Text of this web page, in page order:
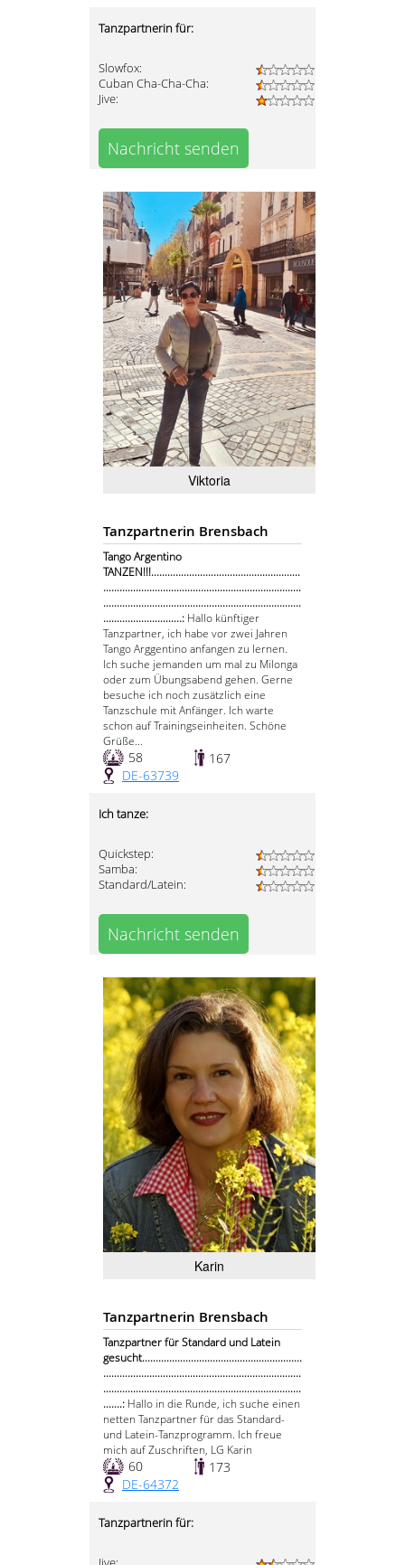
Tanzpartnerin für:
Slowfox:
Cuban Cha-Cha-Cha:
Jive:
Nachricht senden
Viktoria
Tanzpartnerin Brensbach
Tango Argentino
TANZEN!!!.......................................................
.........................................................................
.........................................................................
.............................: Hallo künftiger
Tanzpartner, ich habe vor zwei Jahren
Tango Arggentino anfangen zu lernen.
Ich suche jemanden um mal zu Milonga
oder zum Übungsabend gehen. Gerne
besuche ich noch zusätzlich eine
Tanzschule mit Anfänger. Ich warte
schon auf Trainingseinheiten. Schöne
Grüße...
58
167
DE-63739
Ich tanze:
Quickstep:
Samba:
Standard/Latein:
Nachricht senden
Karin
Tanzpartnerin Brensbach
Tanzpartner für Standard und Latein
gesucht...........................................................
.........................................................................
.........................................................................
.......: Hallo in die Runde, ich suche einen
netten Tanzpartner für das Standard-
und Latein-Tanzprogramm. Ich freue
mich auf Zuschriften, LG Karin
60
173
DE-64372
Tanzpartnerin für: